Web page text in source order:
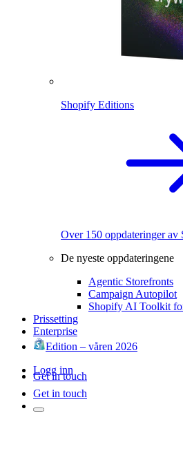
Shopify Editions
Over 150 oppdateringer av
De nyeste oppdateringene
Agentic Storefronts
Campaign Autopilot
Shopify AI Toolkit
Prissetting
Enterprise
Edition – våren 2026
Logg inn
Get in touch
Get in touch